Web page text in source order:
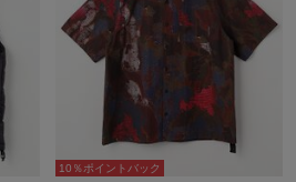
10％ポイントバック